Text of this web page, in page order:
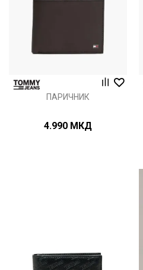
ПАРИЧНИК
4.990 МКД